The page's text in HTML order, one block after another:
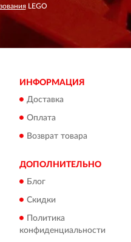
LEGO
ИНФОРМАЦИЯ
Доставка
Оплата
Возврат товара
ДОПОЛНИТЕЛЬНО
Блог
Скидки
Политика
конфиденциальности